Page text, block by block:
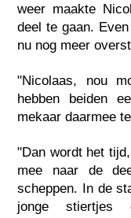
weer maakte
deel te gaan.
nu nog meer
"Nicolaas, nou
hebben beiden
mekaar daarmee
"Dan wordt het
mee naar de
scheppen. In de
jonge